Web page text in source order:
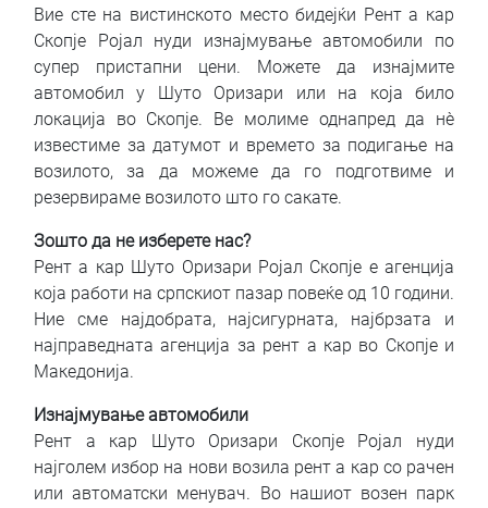
DEUTSCH
Вие сте на вистинското место бидејќи Рент а кар
Скопје Ројал нуди изнајмување автомобили по
супер пристапни цени. Можете да изнајмите
автомобил у Шуто Оризари или на која било
локација во Скопје. Ве молиме однапред да нè
известиме за датумот и времето за подигање на
возилото, за да можеме да го подготвиме и
резервираме возилото што го сакате.
Зошто да не изберете нас?
Рент а кар Шуто Оризари Ројал Скопје е агенција
која работи на српскиот пазар повеќе од 10 години.
Ние сме најдобрата, најсигурната, најбрзата и
најправедната агенција за рент а кар во Скопје и
Македонија.
Изнајмување автомобили
Рент а кар Шуто Оризари Скопје Ројал нуди
најголем избор на нови возила рент а кар со рачен
или автоматски менувач. Во нашиот возен парк